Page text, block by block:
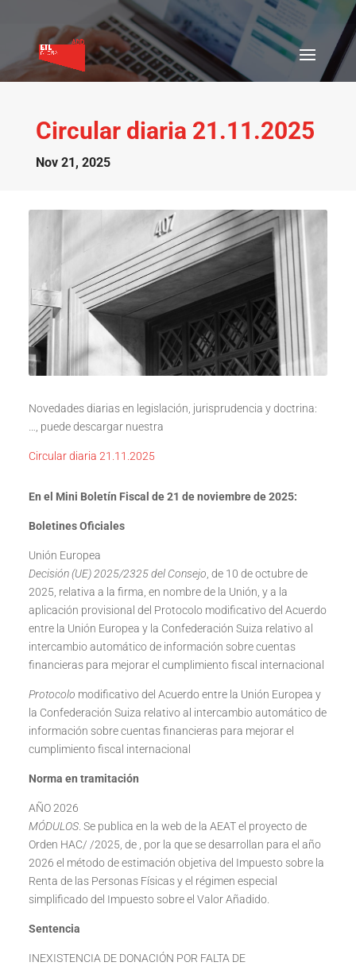
Circular diaria 21.11.2025
Nov 21, 2025
Novedades diarias en legislación, jurisprudencia y doctrina:
…, puede descargar nuestra
Circular diaria 21.11.2025
En el Mini Boletín Fiscal de 21 de noviembre de 2025:
Boletines Oficiales
Unión Europea
Decisión (UE) 2025/2325 del Consejo , de 10 de octubre de
2025, relativa a la firma, en nombre de la Unión, y a la
aplicación provisional del Protocolo modificativo del Acuerdo
entre la Unión Europea y la Confederación Suiza relativo al
intercambio automático de información sobre cuentas
financieras para mejorar el cumplimiento fiscal internacional
Protocolo modificativo del Acuerdo entre la Unión Europea y
la Confederación Suiza relativo al intercambio automático de
información sobre cuentas financieras para mejorar el
cumplimiento fiscal internacional
Norma en tramitación
AÑO 2026
MÓDULOS. Se publica en la web de la AEAT el proyecto de
Orden HAC/ /2025, de , por la que se desarrollan para el año
2026 el método de estimación objetiva del Impuesto sobre la
Renta de las Personas Físicas y el régimen especial
simplificado del Impuesto sobre el Valor Añadido.
Sentencia
INEXISTENCIA DE DONACIÓN POR FALTA DE